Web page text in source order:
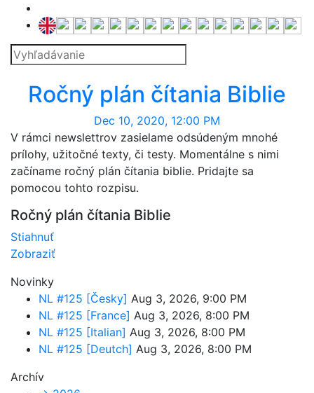
Ročný plán čítania Biblie
Dec 10, 2020, 12:00 PM
V rámci newslettrov zasielame odsúdeným mnohé
prílohy, užitočné texty, či testy. Momentálne s nimi
začíname ročný plán čítania biblie. Pridajte sa
pomocou tohto rozpisu.
Ročný plán čítania Biblie
Stiahnuť
Zobraziť
Novinky
NL #125 [Česky] Aug 3, 2026, 9:00 PM
NL #125 [France] Aug 3, 2026, 8:00 PM
NL #125 [Italian] Aug 3, 2026, 8:00 PM
NL #125 [Deutch] Aug 3, 2026, 8:00 PM
Archív